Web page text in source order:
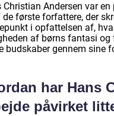
Christian Andersen var
de første forfattere, der
i opfattelsen af,
af børns fantasi
budskaber gennem sine
har Hans
påvirket